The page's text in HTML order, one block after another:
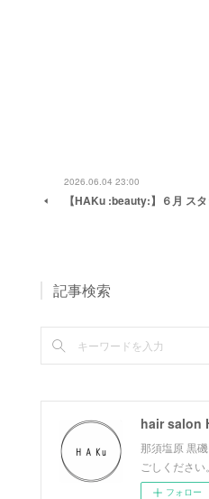
2026.06.04 23:00
【HAKu :beauty:】６月 ス
記事検索
hair salon
那須塩原 黒
ごしください。
フォロー